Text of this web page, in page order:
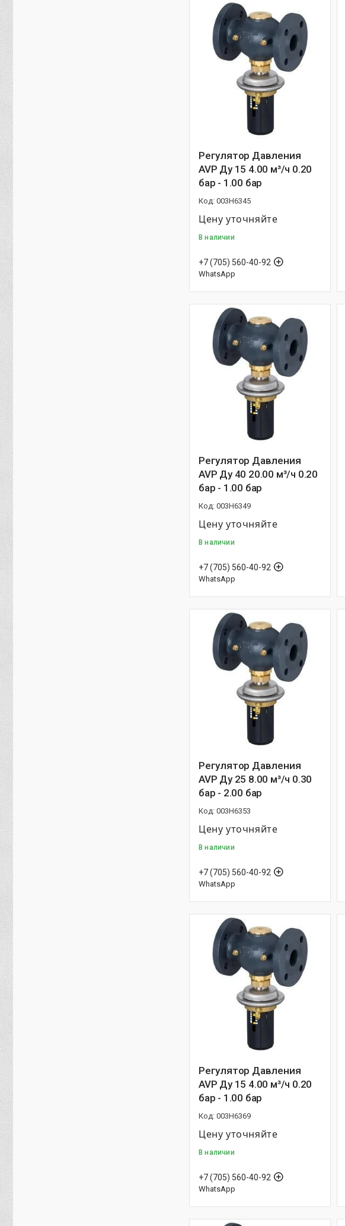
Регулятор Давления
AVP Ду 15 4.00 м³/ч 0.20
бар - 1.00 бар
003H6345
Цену уточняйте
В наличии
+7 (705) 560-40-92
WhatsApp
Регулятор Давления
AVP Ду 40 20.00 м³/ч 0.20
бар - 1.00 бар
003H6349
Цену уточняйте
В наличии
+7 (705) 560-40-92
WhatsApp
Регулятор Давления
AVP Ду 25 8.00 м³/ч 0.30
бар - 2.00 бар
003H6353
Цену уточняйте
В наличии
+7 (705) 560-40-92
WhatsApp
Регулятор Давления
AVP Ду 15 4.00 м³/ч 0.20
бар - 1.00 бар
003H6369
Цену уточняйте
В наличии
+7 (705) 560-40-92
WhatsApp